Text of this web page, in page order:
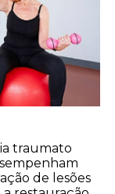
traumato
de lesões